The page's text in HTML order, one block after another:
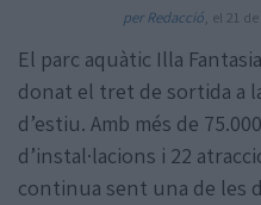
Amb la col·laboració de:
per Redacció , el 21
El parc aquàtic Illa
donat el tret de sortida a
d’estiu. Amb més de
d’instal·lacions i 22
continua sent una de les